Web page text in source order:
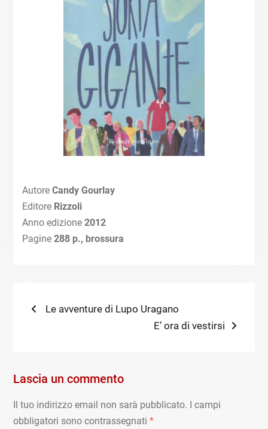
Autore Candy Gourlay
Editore Rizzoli
Anno edizione 2012
Pagine288 p., brossura
Navigazione
Previous
Le avventure di Lupo Uragano
Next
E’ ora di vestirsi
Lascia un commento
Il tuo indirizzo email non sarà pubblicato.
I campi
obbligatori sono contrassegnati *